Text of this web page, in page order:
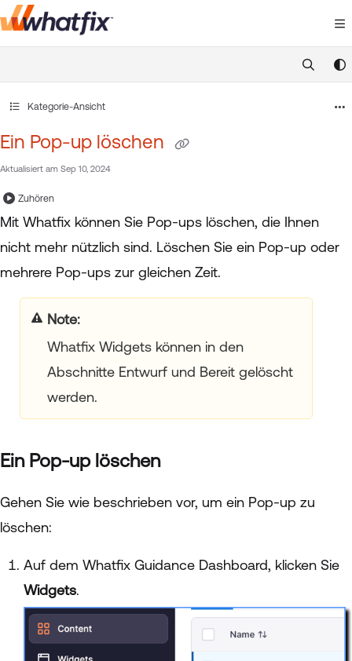
Documentation Index
https://
Kategorie-Ansicht
Ein Pop-up löschen
Aktualisiert am Sep 10, 2024
Zuhören
Mit Whatfix können Sie Pop-ups löschen, die Ihnen
nicht mehr nützlich sind. Löschen Sie ein Pop-up oder
mehrere Pop-ups zur gleichen Zeit.
Note::
Whatfix Widgets können in den
Abschnitte Entwurf und Bereit gelöscht
werden.
Ein Pop-up löschen
Gehen Sie wie beschrieben vor, um ein Pop-up zu
löschen:
Auf dem Whatfix Guidance Dashboard, klicken Sie
Widgets.